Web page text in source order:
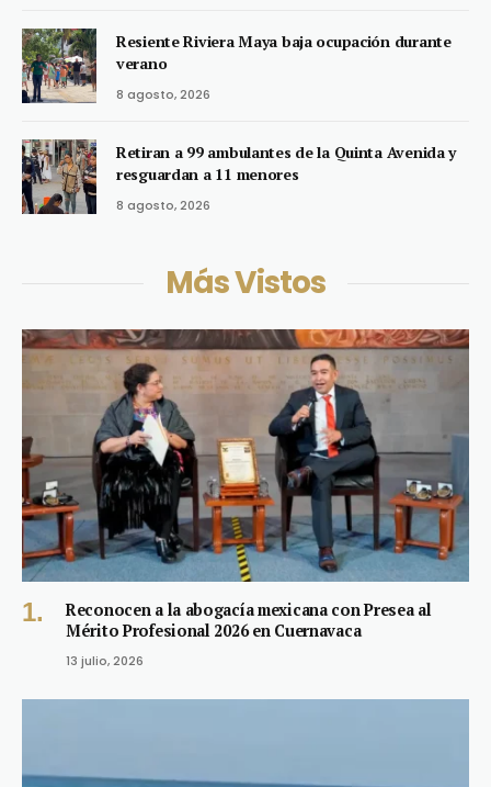
Resiente Riviera Maya baja ocupación durante
verano
8 agosto, 2026
Retiran a 99 ambulantes de la Quinta Avenida y
resguardan a 11 menores
8 agosto, 2026
Más Vistos
Reconocen a la abogacía mexicana con Presea al
Mérito Profesional 2026 en Cuernavaca
13 julio, 2026